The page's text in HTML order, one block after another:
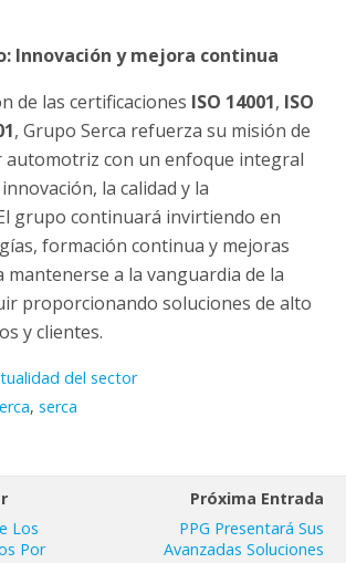
Innovación y mejora continua
de las certificaciones ISO 14001, ISO
, Grupo Serca refuerza su misión de
automotriz con un enfoque integral
la calidad y la
grupo continuará invirtiendo en
formación continua y mejoras
a la vanguardia de la
proporcionando soluciones de alto
y clientes.
del sector
, serca
Los
Por
Próxima Entrada
PPG Presentará Sus
Avanzadas Soluciones